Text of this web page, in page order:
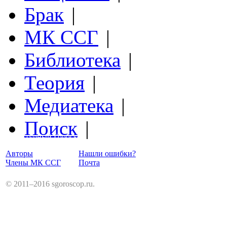
Брак |
МК ССГ |
Библиотека |
Теория |
Медиатека |
Поиск |
Структурный Гороскоп
Авторы
Члены МК ССГ
Нашли ошибки?
Почта
© 2011–2016 sgoroscop.ru.